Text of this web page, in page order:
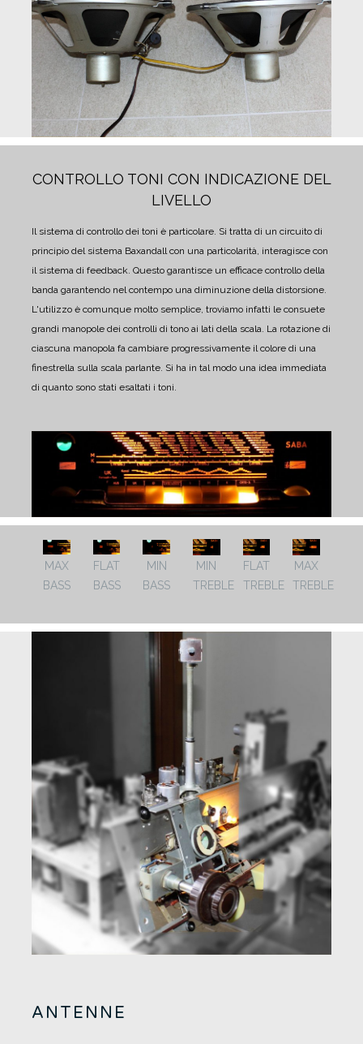
CONTROLLO TONI CON INDICAZIONE DEL
LIVELLO
Il sistema di controllo dei toni è particolare. Si tratta di un circuito di
principio del sistema Baxandall con una particolarità, interagisce con
il sistema di feedback. Questo garantisce un efficace controllo della
banda garantendo nel contempo una diminuzione della distorsione.
L'utilizzo è comunque molto semplice, troviamo infatti le consuete
grandi manopole dei controlli di tono ai lati della scala. La rotazione di
ciascuna manopola fa cambiare progressivamente il colore di una
finestrella sulla scala parlante. Si ha in tal modo una idea immediata
di quanto sono stati esaltati i toni.
MAX
BASS
FLAT
BASS
MIN
BASS
MIN
TREBLE
FLAT
TREBLE
MAX
TREBLE
ANTENNE